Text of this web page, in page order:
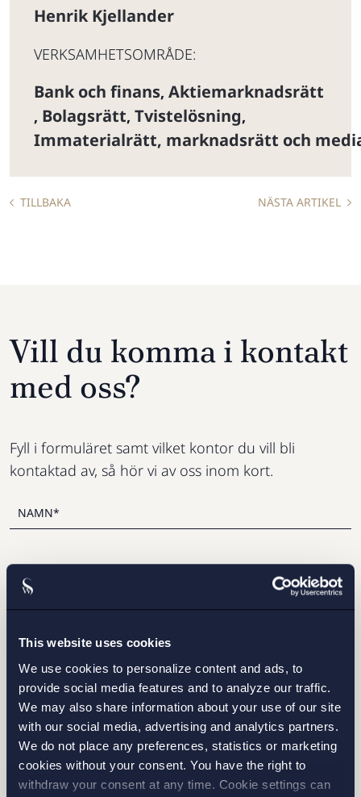
This website uses cookies
We use cookies to personalize content and ads, to
provide social media features and to analyze our traffic.
We may also share information about your use of our site
with our social media, advertising and analytics partners.
We do not place any preferences, statistics or marketing
cookies without your consent. You have the right to
withdraw your consent at any time. Cookie settings can
Henrik Kjellander
VERKSAMHETSOMRÅDE:
Bank och finans, Aktiemarknadsrätt
, Bolagsrätt, Tvistelösning,
Immaterialrätt, marknadsrätt och
TILLBAKA NÄSTA ARTIKEL
STOCKHOLM
GÖTEBORG
MALMÖ
Vill du komma i kontakt
med oss?
Fyll i formuläret samt vilket kontor du vill bli
kontaktad av, så hör vi av oss inom kort.